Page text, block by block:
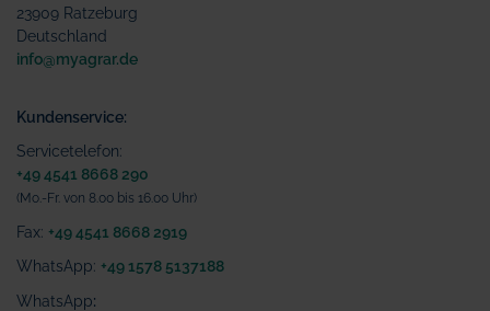
23909 Ratzeburg
Deutschland
info@myagrar.de
Kundenservice:
Servicetelefon:
+49 4541 8668 290
(Mo.-Fr. von 8.00 bis 16.00 Uhr)
Fax: +49 4541 8668 2919
WhatsApp: +49 1578 5137188
WhatsApp: